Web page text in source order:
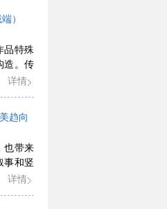
未有
掘文化
”的创
种更
韵，用
“民族
）
品特殊
造。传
上的
趣，
学精
详情
趋向
也带来
事和竖
的淡
详情